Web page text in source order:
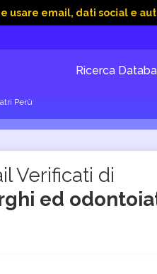
dati social e
Ricerca
Perù
Verificati di
ed